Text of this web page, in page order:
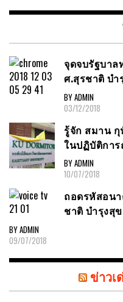
จุดจบรัฐบาล
ศ.สุรชาติ บำ
BY ADMIN
03/12/2018
รู้จัก สมาน
ในปฏิบัติการ
BY ADMIN
10/07/2018
ถอดรหัสอน
ชาติ บำรุงสุข
BY ADMIN
09/07/2018
ข่าวเ